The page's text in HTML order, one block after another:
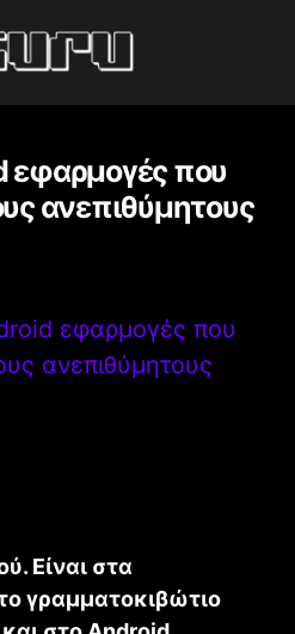
εφαρμογές που
ανεπιθύμητους
εφαρμογές που
ανεπιθύμητους
Είναι στα
γραμματοκιβώτιο